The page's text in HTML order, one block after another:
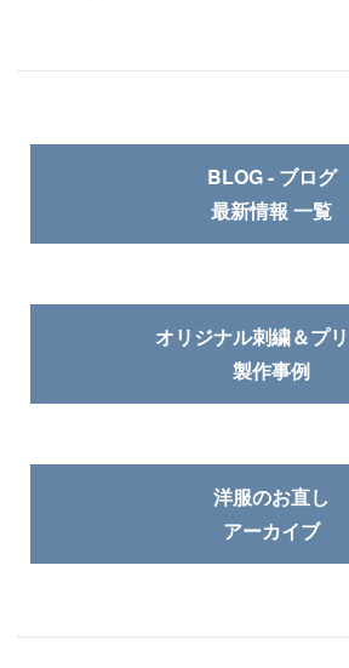
BLOG - ブログ
最新情報 一覧
オリジナル刺繍＆プ
製作事例
洋服のお直し
アーカイブ